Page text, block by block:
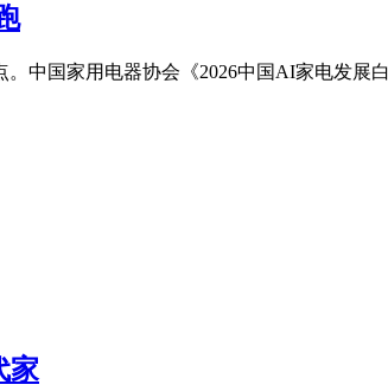
中国家用电器协会《2026中国AI家电发展
家